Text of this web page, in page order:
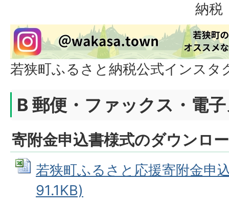
納税
若狭町ふるさと納税公式インスタ
B 郵便・ファックス・電
寄附金申込書様式のダウンロ
若狭町ふるさと応援寄附金申
91.1KB)